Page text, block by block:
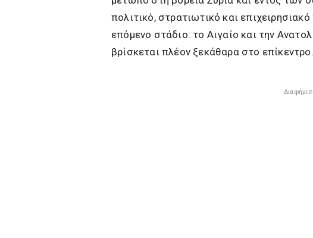
πολιτικό, στρατιωτικό και
επόμενο στάδιο: το Αιγαίο και την
βρίσκεται πλέον ξεκάθαρα στο επίκεντρο.